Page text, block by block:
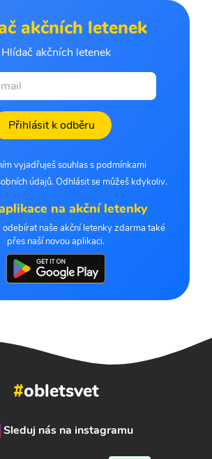
akčních letenek
Hlídač akčních letenek
Přihlásit k odběru
vyjadřuješ souhlas s podmínkami
údajů. Odhlásit se můžeš kdykoliv.
na akční letenky
odebírat naše akční letenky zdarma také
přes naší novou aplikaci.
#obletsvet
Sleduj nás na instagramu